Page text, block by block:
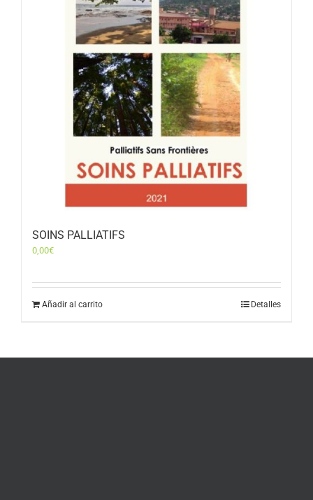
SOINS PALLIATIFS
0,00€
Añadir al carrito Detalles